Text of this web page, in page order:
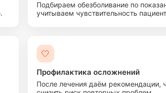
Подбираем обезболивание по
учитываем чувствительность
🤍
Профилактика осложнений
После лечения даём рекомендации,